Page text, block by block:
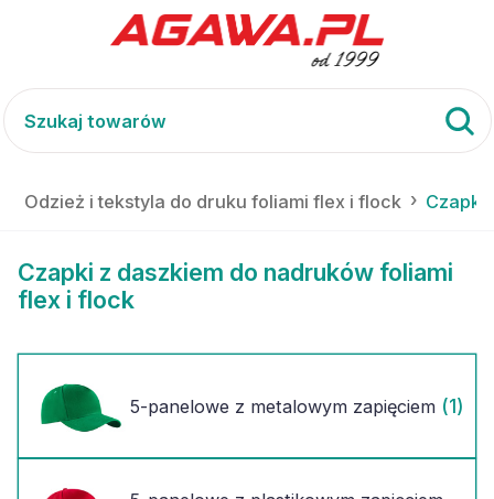
Odzież i tekstyla do druku foliami flex i flock Czapki
Czapki z daszkiem do nadruków foliami
flex i flock
5-panelowe z metalowym zapięciem (1)